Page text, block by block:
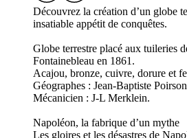
Découvrez la création d’un globe
insatiable appétit de conquêtes.
Globe terrestre placé aux tuileries
Fontainebleau en 1861.
Acajou, bronze, cuivre, dorure et
Géographes : Jean-Baptiste
Mécanicien : J-L Merklein.
Napoléon, la fabrique d’un mythe
Les gloires et les désastres de